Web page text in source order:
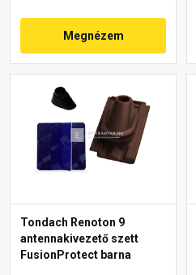
Megnézem
Tondach Renoton 9
antennakivezető szett
FusionProtect barna